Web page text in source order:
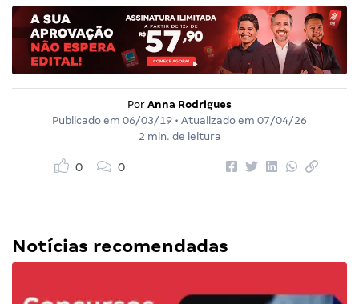
Por Anna Rodrigues
Publicado em 06/03/19 • Atualizado em 07/04/26
2 min. de leitura
0 0
Notícias recomendadas